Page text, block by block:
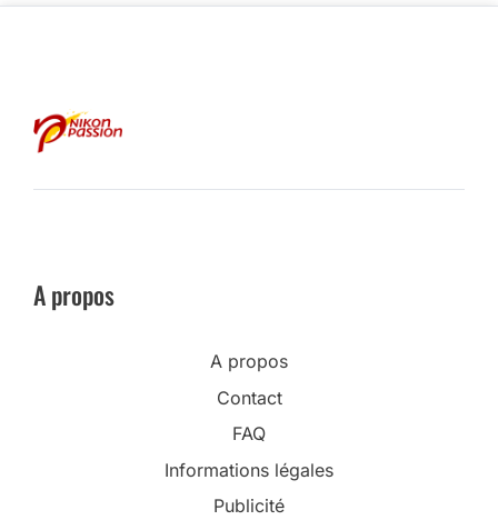
A propos
A propos
Contact
FAQ
Informations légales
Publicité